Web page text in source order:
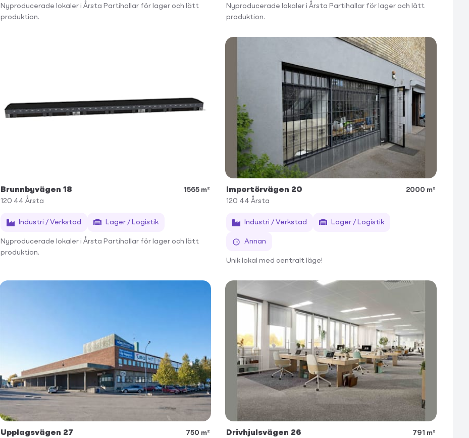
Nyproducerade lokaler i Årsta Partihallar för lager och lätt
produktion.
Nyproducerade lokaler i Årsta Partihallar för lager och lätt
produktion.
Brunnbyvägen 18
1565 m²
120 44 Årsta
Industri / Verkstad Lager / Logistik
Nyproducerade lokaler i Årsta Partihallar för lager och lätt
produktion.
Importörvägen 20
2000 m²
120 44 Årsta
Industri / Verkstad Lager / Logistik
Annan
Unik lokal med centralt läge!
Upplagsvägen 27
750 m²
Drivhjulsvägen 26
791 m²